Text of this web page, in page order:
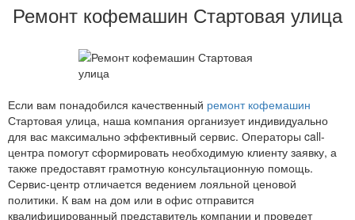
Ремонт кофемашин Стартовая улица
Если вам понадобился качественный ремонт кофемашин
Стартовая улица, наша компания организует индивидуально
для вас максимально эффективный сервис. Операторы call-
центра помогут сформировать необходимую клиенту заявку, а
также предоставят грамотную консультационную помощь.
Сервис-центр отличается ведением лояльной ценовой
политики. К вам на дом или в офис отправится
квалифицированный представитель компании и проведет